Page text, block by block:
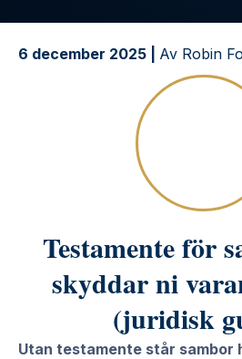
6 december 2025 | Av Robin
Testamente för
skyddar ni
(juridisk
Utan testamente står sambor